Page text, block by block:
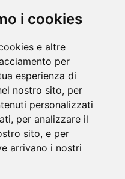
i cookies
e altre
per
esperienza di
nostro sito, per
personalizzati
per analizzare il
sito, e per
arrivano i nostri